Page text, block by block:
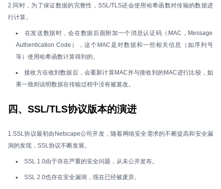
2.同时，为了保证数据的完整性，SSL/TLS还会使用哈希函数对传输的数据进
行计算。
在发送数据时，会在数据后面附加一个消息认证码（MAC，Message
Authentication Code），这个MAC是对数据和一些相关信息（如序列号
等）使用哈希函数计算得到的。
接收方在收到数据后，会重新计算MAC并与接收到的MAC进行比较，如
果一致则说明数据在传输过程中没有被篡改。
四、SSL/TLS协议版本的演进
1.SSL协议最初由Netscape公司开发，随着网络安全需求的不断提高和安全漏
洞的发现，SSL协议不断发展。
SSL 1.0由于存在严重的安全问题，从未公开发布。
SSL 2.0也存在安全漏洞，现在已经被废弃。